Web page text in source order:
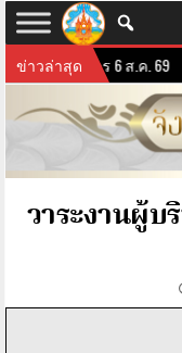
ข่าวล่าสุด
หวัดมุกดาหาร 6 ส.ค. 69
วาระงานผู้บ